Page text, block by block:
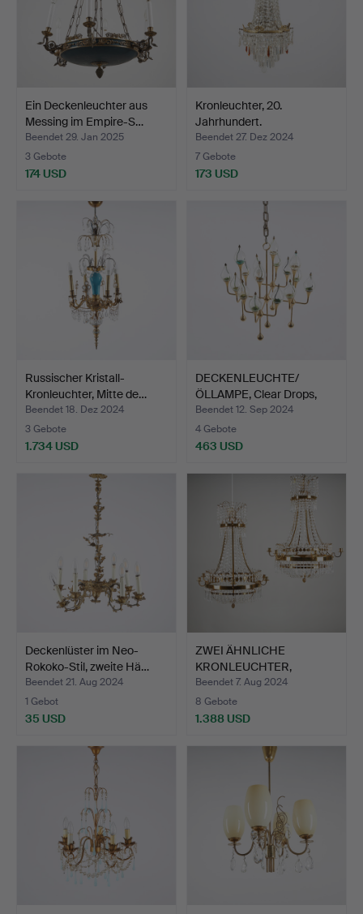
Ein Deckenleuchter aus
Messing im Empire-S…
Beendet 29. Jan 2025
3 Gebote
174 USD
Kronleuchter, 20.
Jahrhundert.
Beendet 27. Dez 2024
7 Gebote
173 USD
Russischer Kristall-
Kronleuchter, Mitte de…
Beendet 18. Dez 2024
3 Gebote
1.734 USD
DECKENLEUCHTE/
ÖLLAMPE, Clear Drops,
Messin…
Beendet 12. Sep 2024
4 Gebote
463 USD
Deckenlüster im Neo-
Rokoko-Stil, zweite Hä…
Beendet 21. Aug 2024
1 Gebot
35 USD
ZWEI ÄHNLICHE
KRONLEUCHTER,
spätgustaviani…
Beendet 7. Aug 2024
8 Gebote
1.388 USD